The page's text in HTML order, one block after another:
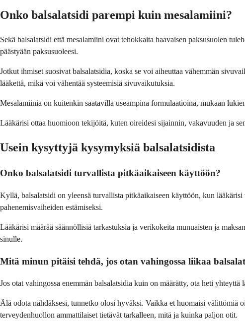
Onko balsalatsidi parempi kuin mesalamiini?
Sekä balsalatsidi että mesalamiini ovat tehokkaita haavaisen paksusuolen
päästyään paksusuoleesi.
Jotkut ihmiset suosivat balsalatsidia, koska se voi aiheuttaa vähemmän
lääkettä, mikä voi vähentää systeemisiä sivuvaikutuksia.
Mesalamiinia on kuitenkin saatavilla useampina formulaatioina, mukaan
Lääkärisi ottaa huomioon tekijöitä, kuten oireidesi sijainnin, vakavuuden ja
Usein kysyttyjä kysymyksiä balsalatsidista
Onko balsalatsidi turvallista pitkäaikaiseen käyttöön?
Kyllä, balsalatsidi on yleensä turvallista pitkäaikaiseen käyttöön, kun
pahenemisvaiheiden estämiseksi.
Lääkärisi määrää säännöllisiä tarkastuksia ja verikokeita munuaisten ja
sinulle.
Mitä minun pitäisi tehdä, jos otan vahingossa liikaa
Jos otat vahingossa enemmän balsalatsidia kuin on määrätty, ota heti
Älä odota nähdäksesi, tunnetko olosi hyväksi. Vaikka et huomaisi välittömiä
terveydenhuollon ammattilaiset tietävät tarkalleen, mitä ja kuinka paljon otit.